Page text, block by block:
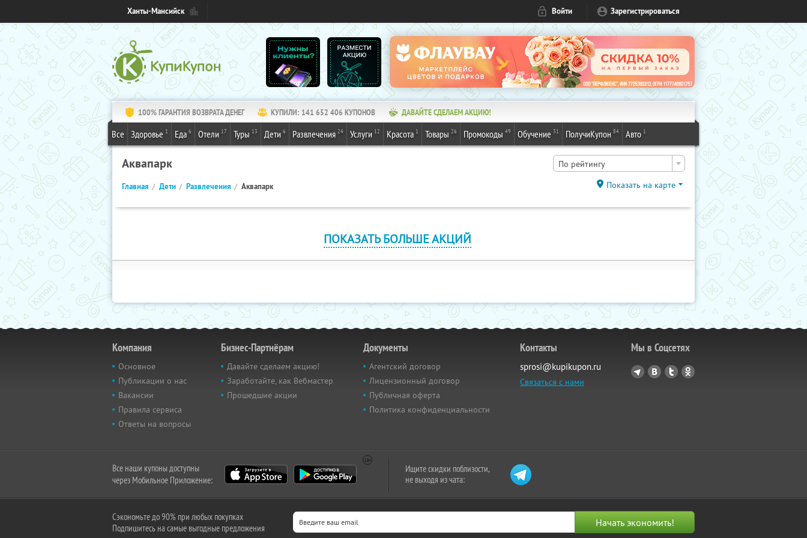
Ханты-Мансийск Войти Зарегистрироваться
100% ГАРАНТИЯ ВОЗВРАТА ДЕНЕГ КУПИЛИ: 141 652 406 КУПОНОВ ДАВАЙТЕ СДЕЛАЕМ АКЦИЮ!
Все Здоровье 1 Еда 6 Отели 17 Туры 13 Дети 6 Развлечения 24 Услуги 12 Красота 1 Товары 26 Промокоды 49 Обучение 31 ПолучиКупон 84 Авто 1
Аквапарк По рейтингу
Главная Дети Развлечения Аквапарк Показать на карте
ПОКАЗАТЬ БОЛЬШЕ АКЦИЙ
Компания
Основное
Публикации о нас
Вакансии
Правила сервиса
Ответы на вопросы
Бизнес-Партнёрам
Давайте сделаем акцию!
Заработайте, как Вебмастер
Прошедшие акции
Документы
Агентский договор
Лицензионный договор
Публичная оферта
Политика конфиденциальности
Контакты
sprosi@kupikupon.ru
Связаться с нами
Мы в Соцсетях
Все наши купоны доступны
через Мобильное Приложение:
Ищите скидки поблизости,
не выходя из чата:
Сэкономьте до 90% при любых покупках
Подпишитесь на самые выгодные предложения